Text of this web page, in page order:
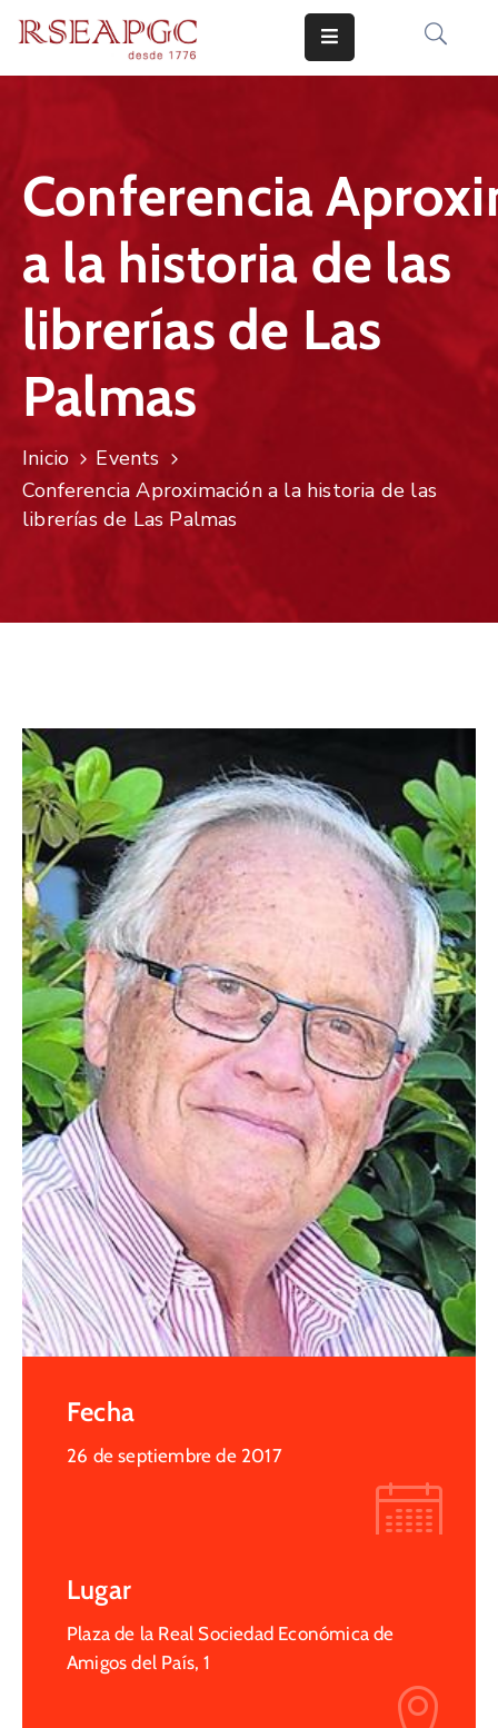
COMUNICADOS
CONOCERNOS
CONTACTO
Conferencia
a la historia de las
librerías de Las
Palmas
Inicio
Events
Conferencia Aproximación a la historia de las
librerías de Las Palmas
Fecha
26 de septiembre de 2017
Lugar
Plaza de la Real Sociedad Económica de
Amigos del País, 1